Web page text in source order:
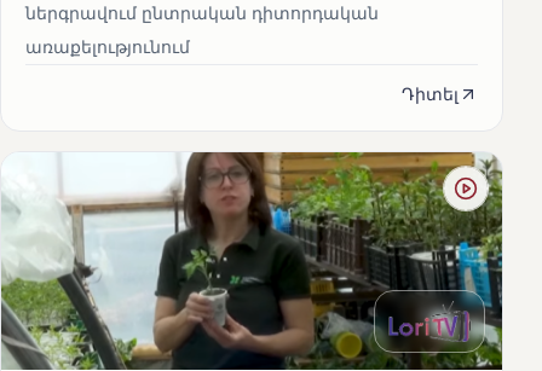
ներգրավում ընտրական դիտորդական
առաքելությունում
Դիտել